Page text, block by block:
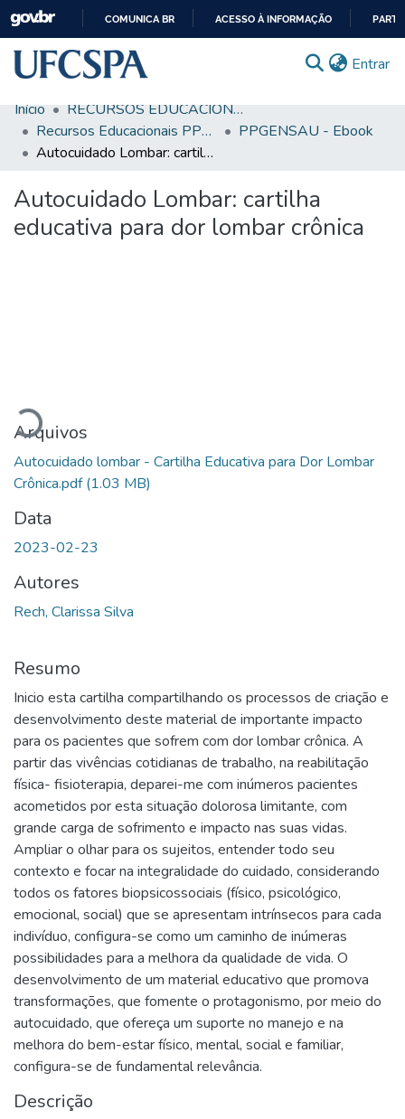
CONTEÚDO
COMUNICA BR ACESSO À INFORMAÇÃO
Entrar
Comunidades & Coleções
Busca Facetada
Estatísticas
Autoarquivamento
Início
RECURSOS EDUCACIONAIS
Recursos Educacionais PPGENSAU
PPGENSAU - Ebook
Autocuidado Lombar: cartilha educativa para dor lombar crônica
Autocuidado Lombar: cartilha
educativa para dor lombar crônica
Carregando...
Arquivos
Autocuidado lombar - Cartilha Educativa para Dor Lombar
Crônica.pdf(1.03 MB)
Data
2023-02-23
Autores
Rech, Clarissa Silva
Resumo
Inicio esta cartilha compartilhando os processos de criação e
desenvolvimento deste material de importante impacto
para os pacientes que sofrem com dor lombar crônica. A
partir das vivências cotidianas de trabalho, na reabilitação
física- fisioterapia, deparei-me com inúmeros pacientes
acometidos por esta situação dolorosa limitante, com
grande carga de sofrimento e impacto nas suas vidas.
Ampliar o olhar para os sujeitos, entender todo seu
contexto e focar na integralidade do cuidado, considerando
todos os fatores biopsicossociais (físico, psicológico,
emocional, social) que se apresentam intrínsecos para cada
indivíduo, configura-se como um caminho de inúmeras
possibilidades para a melhora da qualidade de vida. O
desenvolvimento de um material educativo que promova
transformações, que fomente o protagonismo, por meio do
autocuidado, que ofereça um suporte no manejo e na
melhora do bem-estar físico, mental, social e familiar,
configura-se de fundamental relevância.
Descrição